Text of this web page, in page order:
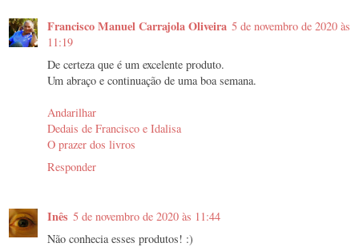
Francisco Manuel Carrajola Oliveira 5 de novembro de 2020 às
11:19
De certeza que é um excelente produto.
Um abraço e continuação de uma boa semana.
Andarilhar
Dedais de Francisco e Idalisa
O prazer dos livros
Responder
Inês 5 de novembro de 2020 às 11:44
Não conhecia esses produtos! :)